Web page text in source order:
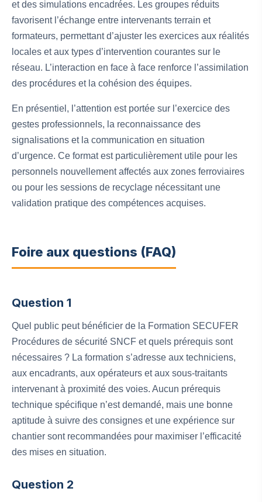
et des simulations encadrées. Les groupes réduits
favorisent l’échange entre intervenants terrain et
formateurs, permettant d’ajuster les exercices aux réalités
locales et aux types d’intervention courantes sur le
réseau. L’interaction en face à face renforce l’assimilation
des procédures et la cohésion des équipes.
En présentiel, l’attention est portée sur l’exercice des
gestes professionnels, la reconnaissance des
signalisations et la communication en situation
d’urgence. Ce format est particulièrement utile pour les
personnels nouvellement affectés aux zones ferroviaires
ou pour les sessions de recyclage nécessitant une
validation pratique des compétences acquises.
Foire aux questions (FAQ)
Question 1
Quel public peut bénéficier de la Formation SECUFER
Procédures de sécurité SNCF et quels prérequis sont
nécessaires ? La formation s’adresse aux techniciens,
aux encadrants, aux opérateurs et aux sous-traitants
intervenant à proximité des voies. Aucun prérequis
technique spécifique n’est demandé, mais une bonne
aptitude à suivre des consignes et une expérience sur
chantier sont recommandées pour maximiser l’efficacité
des mises en situation.
Question 2